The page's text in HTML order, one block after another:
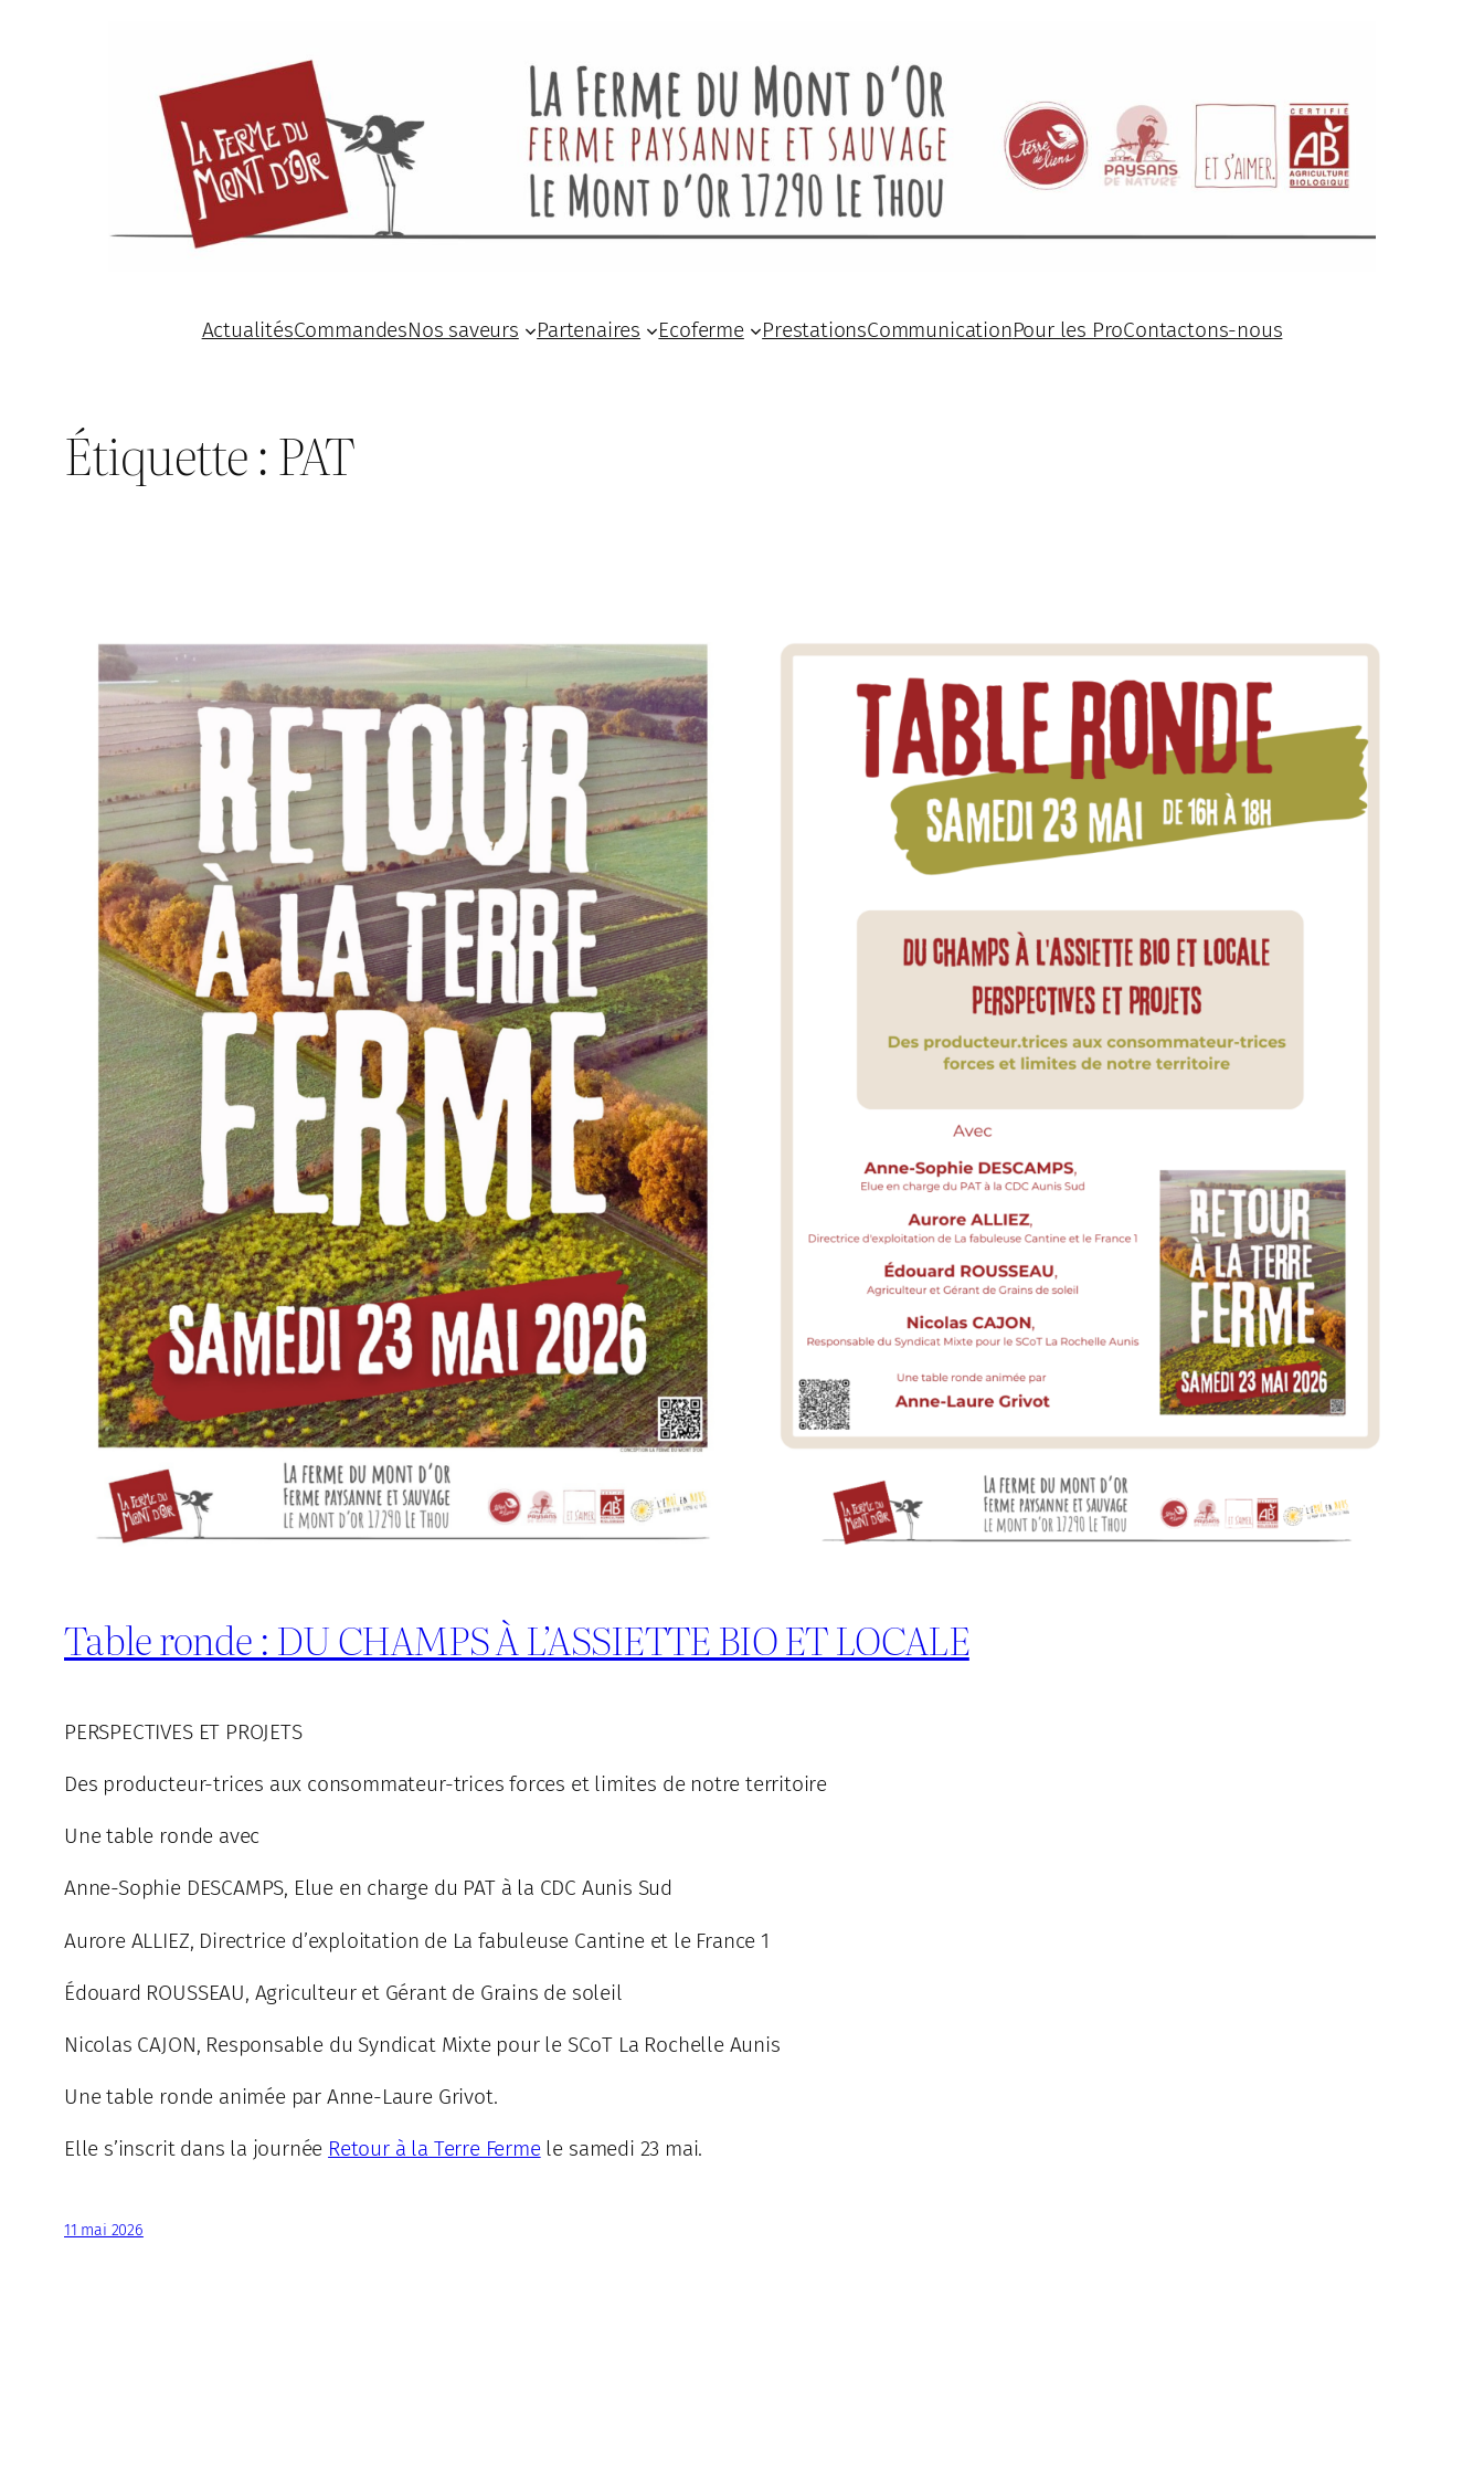
ActualitésCommandesNos saveurs Partenaires Ecoferme PrestationsCommunicationPour les ProContactons-nous
Étiquette :PAT
Table ronde : DU CHAMPS À L’ASSIETTE BIO ET LOCALE
PERSPECTIVES ET PROJETS
Des producteur-trices aux consommateur-trices forces et limites de notre territoire
Une table ronde avec
Anne-Sophie DESCAMPS, Elue en charge du PAT à la CDC Aunis Sud
Aurore ALLIEZ, Directrice d’exploitation de La fabuleuse Cantine et le France 1
Édouard ROUSSEAU, Agriculteur et Gérant de Grains de soleil
Nicolas CAJON, Responsable du Syndicat Mixte pour le SCoT La Rochelle Aunis
Une table ronde animée par Anne-Laure Grivot.
Elle s’inscrit dans la journée Retour à la Terre Fermele samedi 23 mai.
11 mai 2026